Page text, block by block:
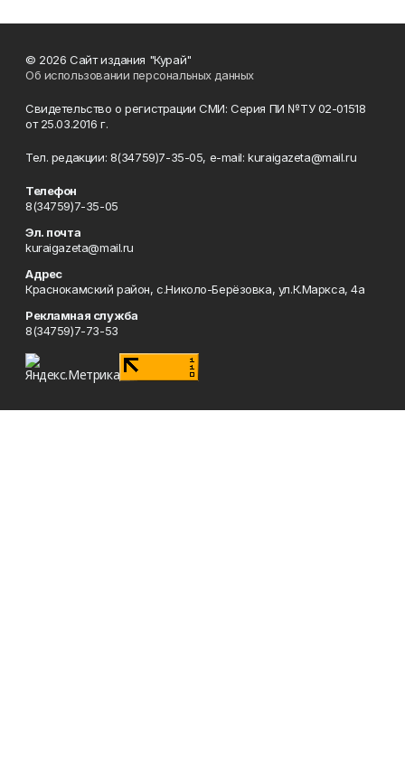
© 2026 Сайт издания "Курай"
Об использовании персональных данных
Свидетельство о регистрации СМИ: Серия ПИ №ТУ 02-01518
от 25.03.2016 г.
Тел. редакции: 8(34759)7-35-05, e-mail: kuraigazeta@mail.ru
Телефон
8(34759)7-35-05
Эл. почта
kuraigazeta@mail.ru
Адрес
Краснокамский район, с.Николо-Берёзовка, ул.К.Маркса, 4а
Рекламная служба
8(34759)7-73-53